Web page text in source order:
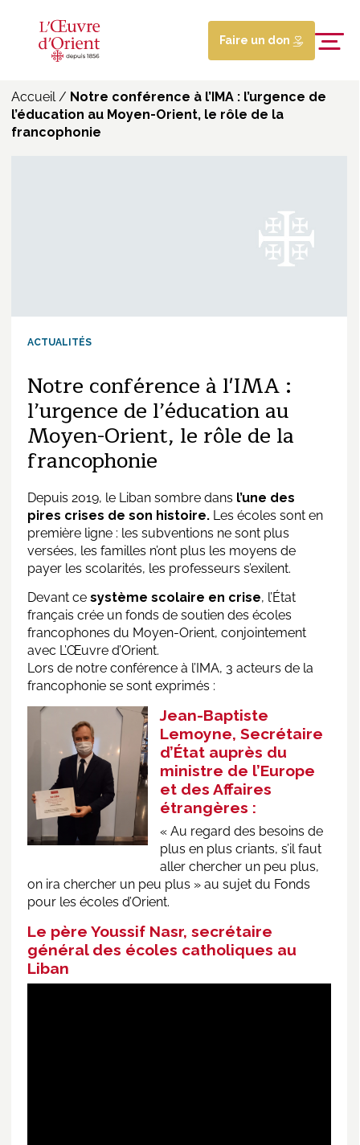
Faire un don
Accueil/ Notre conférence à l’IMA : l’urgence de
l’éducation au Moyen-Orient, le rôle de la
francophonie
ACTUALITÉS
Notre conférence à l'IMA :
l’urgence de l’éducation au
Moyen-Orient, le rôle de la
francophonie
Depuis 2019, le Liban sombre dans l’une des
pires crises de son histoire. Les écoles sont en
première ligne : les subventions ne sont plus
versées, les familles n’ont plus les moyens de
payer les scolarités, les professeurs s’exilent.
Devant ce système scolaire en crise, l’État
français crée un fonds de soutien des écoles
francophones du Moyen-Orient, conjointement
avec L’Œuvre d’Orient.
Lors de notre conférence à l’IMA, 3 acteurs de la
francophonie se sont exprimés :
Jean-Baptiste
Lemoyne, Secrétaire
d’État auprès du
ministre de l’Europe
et des Affaires
étrangères :
« Au regard des besoins de
plus en plus criants, s’il faut
aller chercher un peu plus,
on ira chercher un peu plus » au sujet du Fonds
pour les écoles d’Orient.
Le père Youssif Nasr, secrétaire
général des écoles catholiques au
Liban